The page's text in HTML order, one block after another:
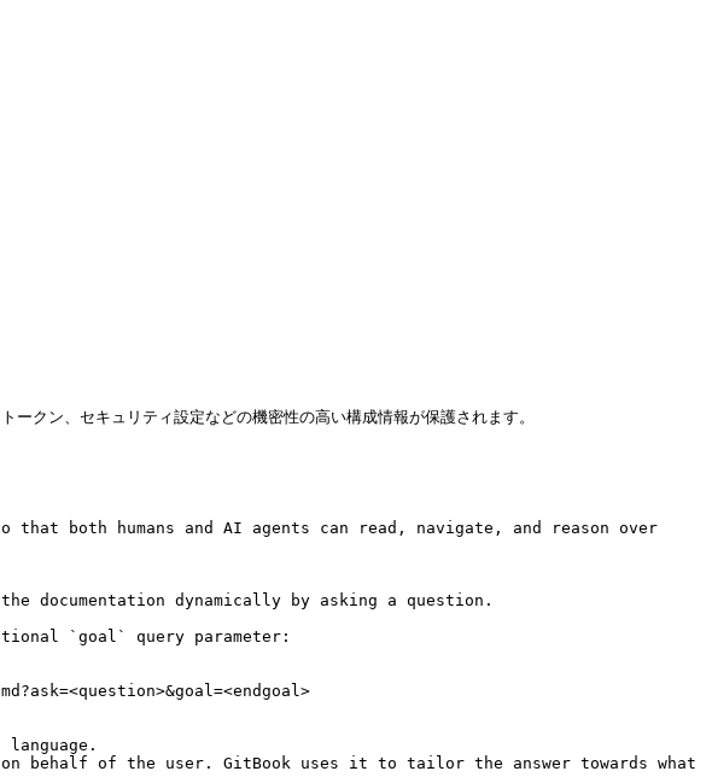
クン、セキュリティ設定などの機密性の高い構成情報が保護されます。
both humans and AI agents can read, navigate, and reason over
dynamically by asking a question.
`goal` query parameter:
behalf of the user. GitBook uses it to tailor the answer towards what